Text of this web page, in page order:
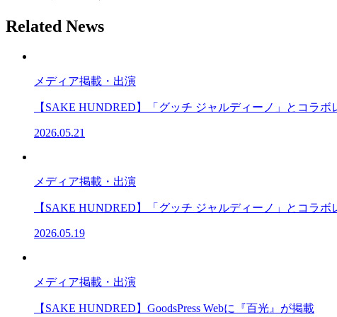
Related News
メディア掲載・出演
【SAKE HUNDRED】「グッチ ジャルディーノ」とコラ
2026.05.21
メディア掲載・出演
【SAKE HUNDRED】「グッチ ジャルディーノ」とコラ
2026.05.19
メディア掲載・出演
【SAKE HUNDRED】GoodsPress Webに『百光』が掲載